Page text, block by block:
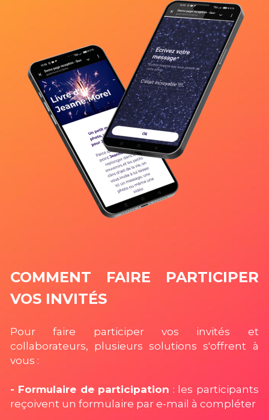
COMMENT FAIRE PARTICIPER
VOS INVITÉS
Pour faire participer vos invités et
collaborateurs, plusieurs solutions s'offrent à
vous :
- Formulaire de participation : les participants
reçoivent un formulaire par e-mail à compléter